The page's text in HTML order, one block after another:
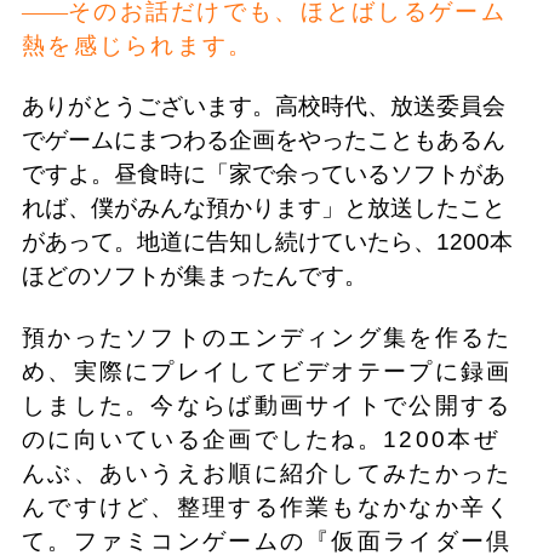
そのお話だけでも、ほとばしるゲーム
熱を感じられます。
ありがとうございます。高校時代、放送委員会
でゲームにまつわる企画をやったこともあるん
ですよ。昼食時に「家で余っているソフトがあ
れば、僕がみんな預かります」と放送したこと
があって。地道に告知し続けていたら、1200本
ほどのソフトが集まったんです。
預かったソフトのエンディング集を作るた
め、実際にプレイしてビデオテープに録画
しました。今ならば動画サイトで公開する
のに向いている企画でしたね。1200本ぜ
んぶ、あいうえお順に紹介してみたかった
んですけど、整理する作業もなかなか辛く
て。ファミコンゲームの『仮面ライダー倶